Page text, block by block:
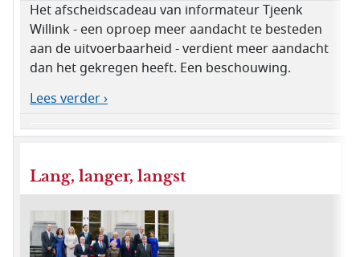
Het afscheidscadeau van informateur Tjeenk
Willink - een oproep meer aandacht te besteden
aan de uitvoerbaarheid - verdient meer aandacht
dan het gekregen heeft. Een beschouwing.
Lees verder ›
Lang, langer, langst